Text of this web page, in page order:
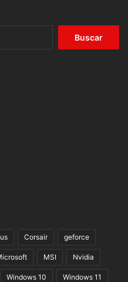
Corsair geforce
MSI Nvidia
Windows 10 Windows 11